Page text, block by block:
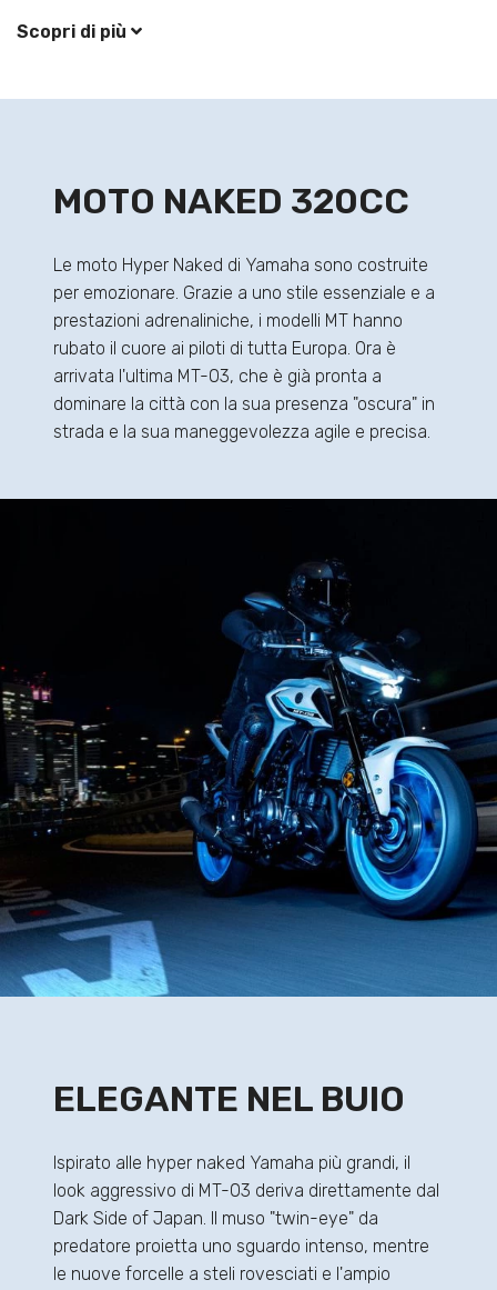
Scopri di più
MOTO NAKED 320CC
Le moto Hyper Naked di Yamaha sono costruite
per emozionare. Grazie a uno stile essenziale e a
prestazioni adrenaliniche, i modelli MT hanno
rubato il cuore ai piloti di tutta Europa. Ora è
arrivata l'ultima MT-03, che è già pronta a
dominare la città con la sua presenza "oscura" in
strada e la sua maneggevolezza agile e precisa.
ELEGANTE NEL BUIO
Ispirato alle hyper naked Yamaha più grandi, il
look aggressivo di MT-03 deriva direttamente dal
Dark Side of Japan. Il muso "twin-eye" da
predatore proietta uno sguardo intenso, mentre
le nuove forcelle a steli rovesciati e l'ampio